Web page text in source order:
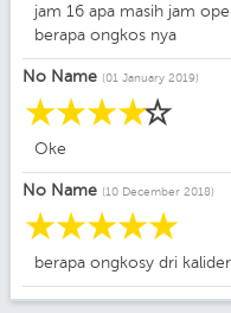
jam 16 apa masih jam
berapa ongkos nya
No Name (01 January 2019)
☆
☆
☆
☆
☆
Oke
No Name (10 December 2018)
☆
☆
☆
☆
☆
berapa ongkosy dri